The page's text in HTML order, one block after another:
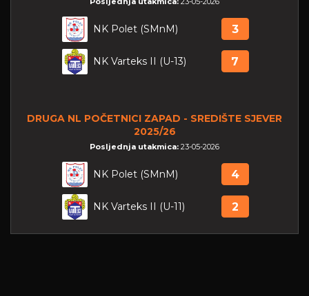
NK Polet (SMnM) 3
NK Varteks II (U-13) 7
DRUGA NL POČETNICI ZAPAD - SREDIŠTE SJEVER
2025/26
Posljednja utakmica: 23-05-2026
NK Polet (SMnM) 4
NK Varteks II (U-11) 2